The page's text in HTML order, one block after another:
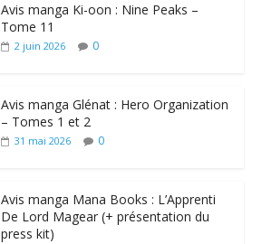
Avis manga Ki-oon : Nine Peaks –
Tome 11
2 juin 2026 0
Avis manga Glénat : Hero Organization
– Tomes 1 et 2
31 mai 2026 0
Avis manga Mana Books : L’Apprenti
De Lord Magear (+ présentation du
press kit)